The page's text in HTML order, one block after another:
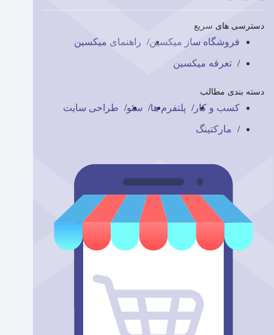
دسترسی های سریع
فروشگاه ساز میکسین راهنمای میکسین
تعرفه میکسین
دسته بندی مطالب
کسب و کار پلتفرم ها سئو طراحی سایت
مارکتینگ